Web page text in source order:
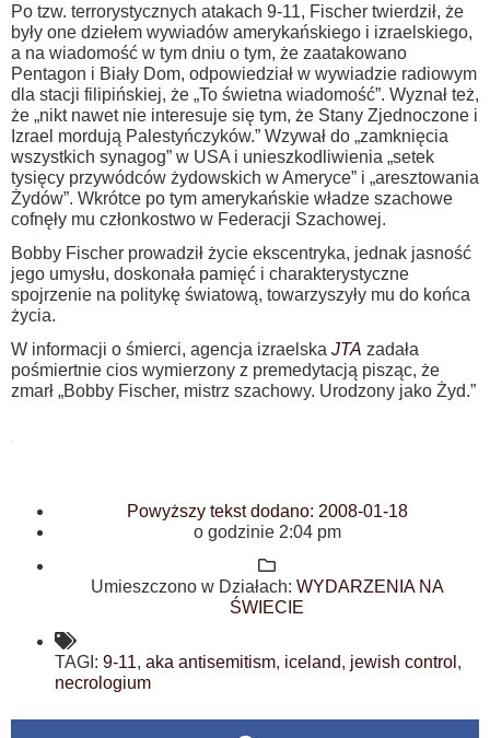
Po tzw. terrorystycznych atakach 9-11, Fischer twierdził, że
były one dziełem wywiadów amerykańskiego i izraelskiego,
a na wiadomość w tym dniu o tym, że zaatakowano
Pentagon i Biały Dom, odpowiedział w wywiadzie radiowym
dla stacji filipińskiej, że „To świetna wiadomość”. Wyznał też,
że „nikt nawet nie interesuje się tym, że Stany Zjednoczone i
Izrael mordują Palestyńczyków.” Wzywał do „zamknięcia
wszystkich synagog” w USA i unieszkodliwienia „setek
tysięcy przywódców żydowskich w Ameryce” i „aresztowania
Żydów”. Wkrótce po tym amerykańskie władze szachowe
cofnęły mu członkostwo w Federacji Szachowej.
Bobby Fischer prowadził życie ekscentryka, jednak jasność
jego umysłu, doskonała pamięć i charakterystyczne
spojrzenie na politykę światową, towarzyszyły mu do końca
życia.
W informacji o śmierci, agencja izraelska JTA zadała
pośmiertnie cios wymierzony z premedytacją pisząc, że
zmarł „Bobby Fischer, mistrz szachowy. Urodzony jako Żyd.”
.
Powyższy tekst dodano: 2008-01-18
o godzinie 2:04 pm
Umieszczono w Działach: WYDARZENIA NA
ŚWIECIE
TAGI: 9-11, aka antisemitism, iceland, jewish control ,
necrologium